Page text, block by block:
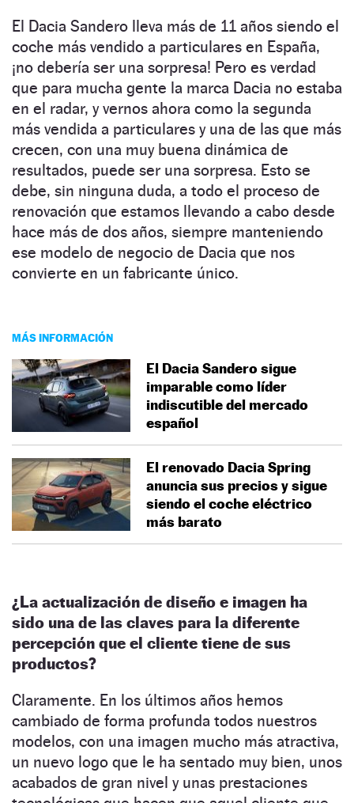
El Dacia Sandero lleva más de 11 años siendo el
coche más vendido a particulares en España,
¡no debería ser una sorpresa! Pero es verdad
que para mucha gente la marca Dacia no estaba
en el radar, y vernos ahora como la segunda
más vendida a particulares y una de las que más
crecen, con una muy buena dinámica de
resultados, puede ser una sorpresa. Esto se
debe, sin ninguna duda, a todo el proceso de
renovación que estamos llevando a cabo desde
hace más de dos años, siempre manteniendo
ese modelo de negocio de Dacia que nos
convierte en un fabricante único.
MÁS INFORMACIÓN
El Dacia Sandero sigue
imparable como líder
indiscutible del mercado
español
El renovado Dacia Spring
anuncia sus precios y sigue
siendo el coche eléctrico
más barato
¿La actualización de diseño e imagen ha
sido una de las claves para la diferente
percepción que el cliente tiene de sus
productos?
Claramente. En los últimos años hemos
cambiado de forma profunda todos nuestros
modelos, con una imagen mucho más atractiva,
un nuevo logo que le ha sentado muy bien, unos
acabados de gran nivel y unas prestaciones